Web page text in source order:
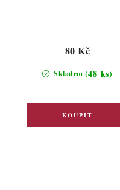
Skladem (48 ks)
80 Kč